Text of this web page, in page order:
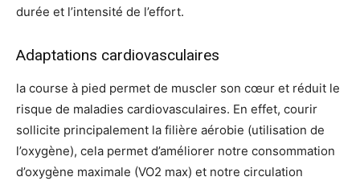
durée et l’intensité de l’effort.
Adaptations cardiovasculaires
la course à pied permet de muscler son cœur et réduit le
risque de maladies cardiovasculaires. En effet, courir
sollicite principalement la filière aérobie (utilisation de
l’oxygène), cela permet d’améliorer notre consommation
d’oxygène maximale (VO2 max) et notre circulation